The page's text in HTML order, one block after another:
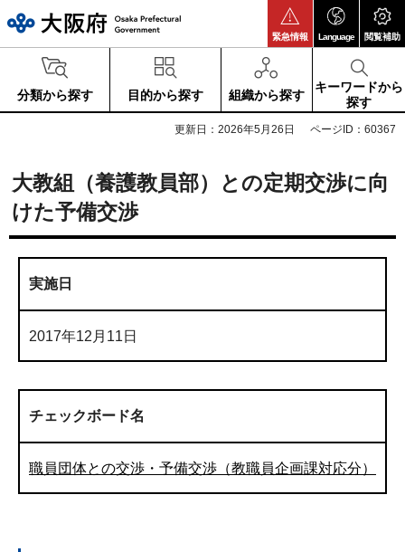
緊急情報 Language 閲覧補助
分類から探す 目的から探す 組織から探す
キーワードから
探す
更新日：2026年5月26日 ページID：60367
大教組（養護教員部）との定期交渉に向
けた予備交渉
実施日
2017年12月11日
チェックボード名
職員団体との交渉・予備交渉（教職員企画課対応分）